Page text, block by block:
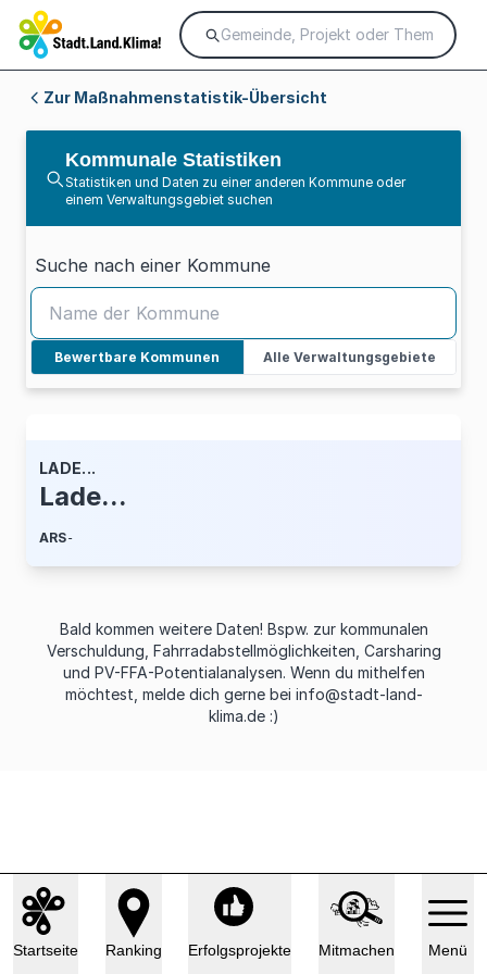
Zur Maßnahmenstatistik-Übersicht
Kommunale Statistiken
Statistiken und Daten zu einer anderen Kommune oder
einem Verwaltungsgebiet suchen
Suche nach einer Kommune
Bewertbare Kommunen Alle Verwaltungsgebiete
LADE...
Lade...
ARS-
Bald kommen weitere Daten! Bspw. zur kommunalen
Verschuldung, Fahrradabstellmöglichkeiten, Carsharing
und PV-FFA-Potentialanalysen. Wenn du mithelfen
möchtest, melde dich gerne bei info@stadt-land-
klima.de:)
Startseite Ranking Erfolgsprojekte Mitmachen Menü